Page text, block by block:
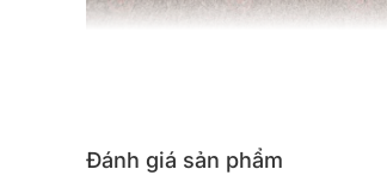
Đánh giá thiết kế Vang số
mang lại vẻ lịch lãm cho sản
là lớp phay nhôm nguyên khối dày
Đánh giá sản phẩm